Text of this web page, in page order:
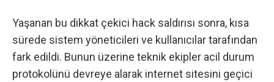
Yaşanan bu dikkat çekici hack saldırısı sonra, kısa
sürede sistem yöneticileri ve kullanıcılar tarafından
fark edildi. Bunun üzerine teknik ekipler acil durum
protokolünü devreye alarak internet sitesini geçici